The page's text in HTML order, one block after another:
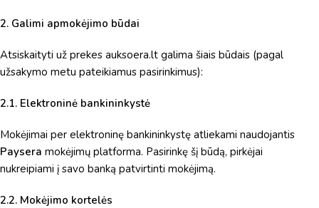
2. Galimi apmokėjimo būdai
Atsiskaityti už prekes auksoera.lt galima šiais būdais (pagal
užsakymo metu pateikiamus pasirinkimus):
2.1. Elektroninė bankininkystė
Mokėjimai per elektroninę bankininkystę atliekami naudojantis
Paysera mokėjimų platforma. Pasirinkę šį būdą, pirkėjai
nukreipiami į savo banką patvirtinti mokėjimą.
2.2. Mokėjimo kortelės